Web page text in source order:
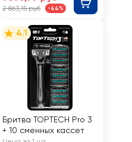
2 863,15 руб -44%
4.1
Бритва TOPTECH Pro 3
+ 10 сменных кассет